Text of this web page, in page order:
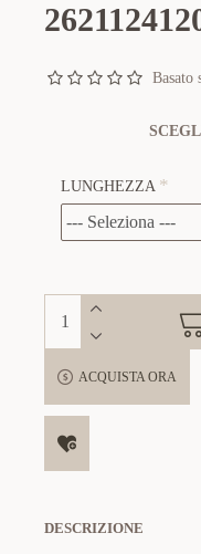
Basato
LUNGHEZZA
ACQUISTA ORA
DESCRIZIONE